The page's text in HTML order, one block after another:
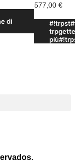
di
577,00 €